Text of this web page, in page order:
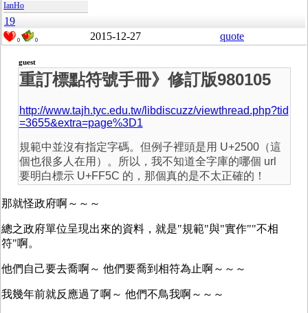
IanHo
19
0 0 2015-12-27 quote
guest
重訂標點符號手冊》修訂版980105
http://www.tajh.tyc.edu.tw/libdiscuzz/viewthread.php?tid
=3655&extra=page%3D1
規範中並沒有指定字碼。但例子裡頭是用 U+2500（這
個也很多人在用）。所以，我不知道全字庫的哪個 url
要明白標示 U+FF5C 的，那個真的是不太正確的！
那就怪政府啊～～～
總之政府單位呈現出來的資料，就是"規範"與"實作""不相
符"啊。
他們自己要去喬啊～ 他們要喬到相符為止啊～～～
我幾年前就反應過了啊～ 他們不鳥我啊～～～